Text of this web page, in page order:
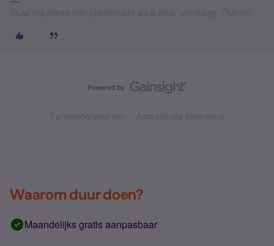
Forumvoorwaarden Accessibility statement
Waarom duur doen?
Maandelijks gratis aanpasbaar